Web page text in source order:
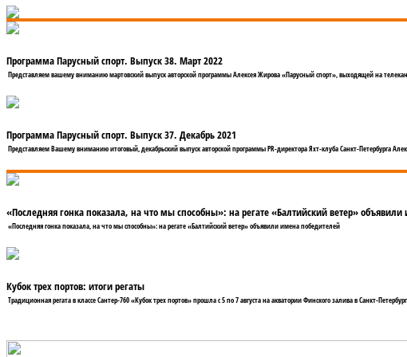
Программа Парусный спорт. Выпуск 38. Март 2022
Представляем вашему вниманию мартовский выпуск авторской программы Алексея Жирова «Парусный спорт», выходящей на
Программа Парусный спорт. Выпуск 37. Декабрь 2021
Представляем Вашему вниманию итоговый, декабрьский выпуск авторской программы PR-директора Яхт-клуба Санкт-Петербурга
«Последняя гонка показала, на что мы способны»: на регате «Балтийский ветер»
«Последняя гонка показала, на что мы способны»: на регате «Балтийский ветер» объявили имена победителей
Кубок трех портов: итоги регаты
Традиционная регата в классе Сантер-760 «Кубок трех портов» прошла с 5 по 7 августа на акватории Финского залива в Санкт-